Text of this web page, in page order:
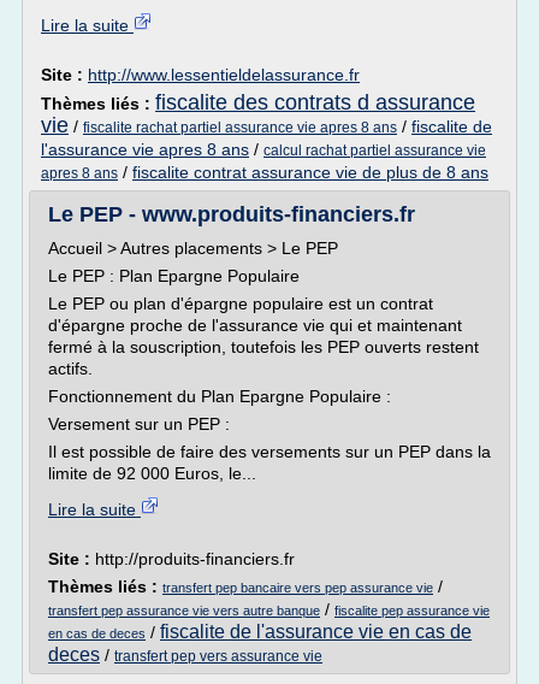
Lire la suite
Site : http://www.lessentieldelassurance.fr
Thèmes liés : fiscalite des contrats d assurance
vie / fiscalite rachat partiel assurance vie apres 8 ans / fiscalite de
l'assurance vie apres 8 ans / calcul rachat partiel assurance vie
apres 8 ans / fiscalite contrat assurance vie de plus de 8 ans
Le PEP - www.produits-financiers.fr
Accueil > Autres placements > Le PEP
Le PEP : Plan Epargne Populaire
Le PEP ou plan d'épargne populaire est un contrat
d'épargne proche de l'assurance vie qui et maintenant
fermé à la souscription, toutefois les PEP ouverts restent
actifs.
Fonctionnement du Plan Epargne Populaire :
Versement sur un PEP :
Il est possible de faire des versements sur un PEP dans la
limite de 92 000 Euros, le...
Lire la suite
Site : http://produits-financiers.fr
Thèmes liés : transfert pep bancaire vers pep assurance vie /
transfert pep assurance vie vers autre banque / fiscalite pep assurance vie
en cas de deces / fiscalite de l'assurance vie en cas de
deces / transfert pep vers assurance vie